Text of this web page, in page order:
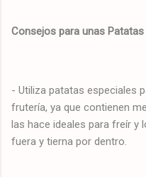
Consejos para unas
- Utiliza patatas especiales
frutería, ya que contienen
las hace ideales para freír y
fuera y tierna por dentro.